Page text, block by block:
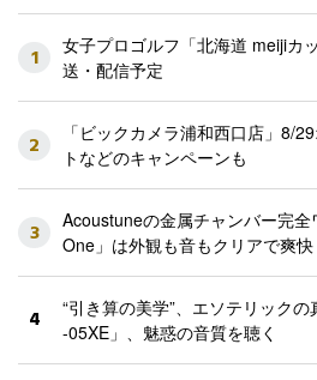
1
女子プロゴルフ「北海道 meijiカ
送・配信予定
2
「ビックカメラ浦和西口店」8/
トなどのキャンペーンも
3
Acoustuneの金属チャンバー完
One」は外観も音もクリアで爽快
4
“引き算の美学”、エソテリック
-05XE」、魅惑の音質を聴く